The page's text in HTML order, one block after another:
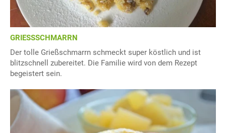
GRIESSSCHMARRN
Der tolle Grießschmarrn schmeckt super köstlich und ist
blitzschnell zubereitet. Die Familie wird von dem Rezept
begeistert sein.